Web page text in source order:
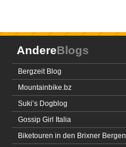
AndereBlogs
Bergzeit Blog
Mountainbike.bz
Suki’s Dogblog
Gossip Girl Italia
Biketouren in den Brixner Bergen